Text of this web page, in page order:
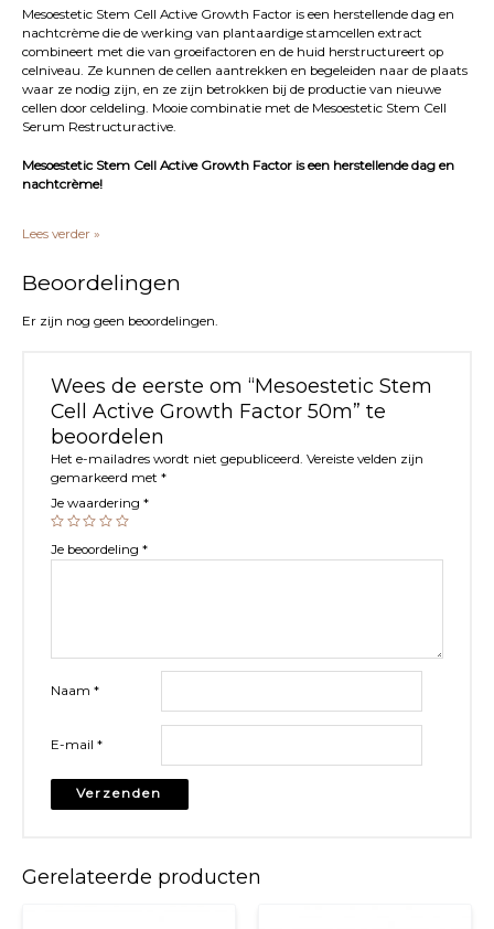
Mesoestetic Stem Cell Active Growth Factor is een herstellende dag en
nachtcrème die de werking van plantaardige stamcellen extract
combineert met die van groeifactoren en de huid herstructureert op
celniveau. Ze kunnen de cellen aantrekken en begeleiden naar de plaats
waar ze nodig zijn, en ze zijn betrokken bij de productie van nieuwe
cellen door celdeling. Mooie combinatie met de Mesoestetic Stem Cell
Serum Restructuractive.
Mesoestetic Stem Cell Active Growth Factor is een herstellende dag en
nachtcrème!
Mooie combinatie met de Stem Cell Serum Restructuractive.
Breng hierover de Mesoestetic Stem Cell Active Growth Factor
creme aan.
stimuleert de huidcellen
dag en nachtcrème in 1 product
beschermt de huidcellen
Lees verder »
Beoordelingen
Er zijn nog geen beoordelingen.
Wees de eerste om “Mesoestetic Stem
Cell Active Growth Factor 50m” te
beoordelen
Het e-mailadres wordt niet gepubliceerd. Vereiste velden zijn
gemarkeerd met *
Je waardering *
Je beoordeling *
Naam *
E-mail *
Gerelateerde producten